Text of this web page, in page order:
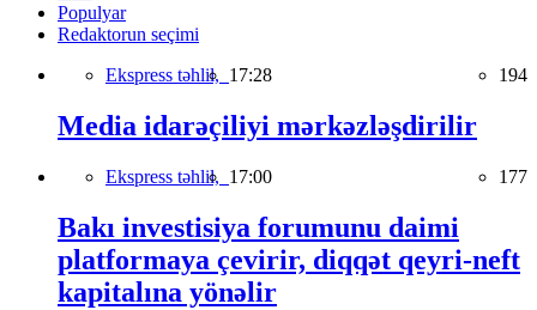
Populyar
Redaktorun seçimi
Ekspress təhlil, 17:28 194
Media idarəçiliyi mərkəzləşdirilir
Ekspress təhlil, 17:00 177
Bakı investisiya forumunu daimi
platformaya çevirir, diqqət qeyri-neft
kapitalına yönəlir